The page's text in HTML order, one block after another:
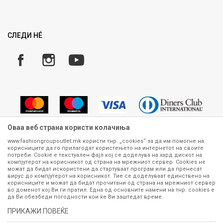
Замена и рефундација на производи
Плаќање
СЛЕДИ НÉ
Сите информации околу производите кои се изложени на нашата
онлајн продавница се стремиме да бидат конкретни, точни и прецизни,
меѓутоа не можеме да гарантираме дека се без ниту една грешка или
пак дека сите производи во моментот се достапни на залиха.
Фотографиите се најверодостојниот приказ на производот. Доколку
дојде до потреба за замена на производ или рефундација, процедурата
контактирајте не на телефонскиот број 070 275 363 или на е-
маилoutlet@fashiongroup.com.mkодпонеделник до петок (08-16ч)
Оваа веб страна користи колачиња
www.fashiongroupoutlet.mk користи тнр. „cookies“ за да им помогне на
корисниците да го прилагодат користењето на интернетот на своите
потреби. Cookie е текстуален фајл кој се доделува на хард дискот на
компјутерот на корисникот од страна на мрежниот сервер. Cookies не
можат да бидат искористени да стартуваат програм или да пренесат
вирус до компјутерот на корисникот. Тие се доделуваат единствено на
корисниците и можат да бидат прочитани од страна на мрежниот сервер
во доменот кој Ви ги пратил. Една од основните намени на тнр. сookies е
да Ви обезбеди погодности кои ќе Ви заштедат време.
ПРИКАЖИ ПОВЕЌЕ